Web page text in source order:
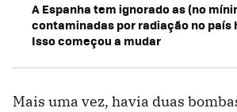
A Espanha tem ignorado as (no
contaminadas por radiação no país
Isso começou a mudar
Mais uma vez, havia duas